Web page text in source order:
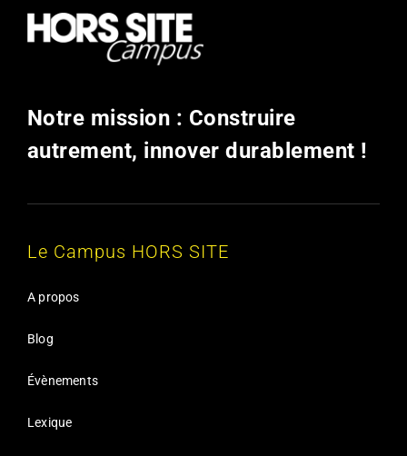
Notre mission : Construire
autrement, innover durablement !
Le Campus HORS SITE
A propos
Blog
Évènements
Lexique